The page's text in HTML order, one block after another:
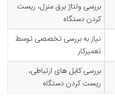
بررسی ولتاژ برق منزل، ریست
کردن دستگاه
نیاز به بررسی تخصصی توسط
تعمیرکار
بررسی کابل های ارتباطی،
ریست کردن دستگاه